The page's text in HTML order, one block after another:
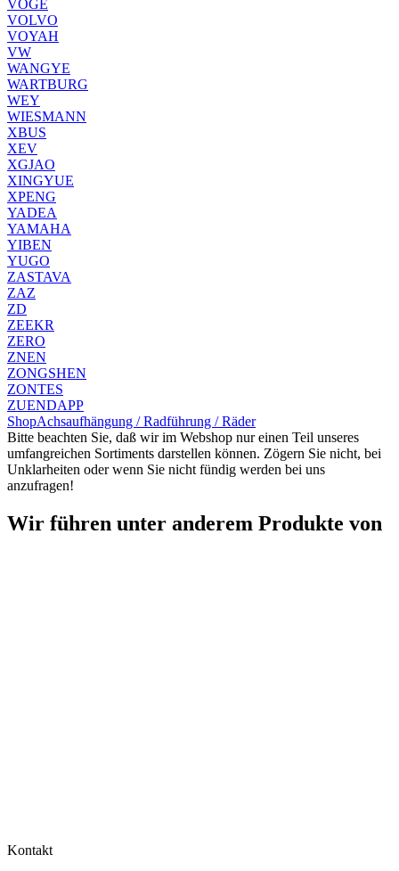
VOGE
VOLVO
VOYAH
VW
WANGYE
WARTBURG
WEY
WIESMANN
XBUS
XEV
XGJAO
XINGYUE
XPENG
YADEA
YAMAHA
YIBEN
YUGO
ZASTAVA
ZAZ
ZD
ZEEKR
ZERO
ZNEN
ZONGSHEN
ZONTES
ZUENDAPP
ShopAchsaufhängung / Radführung / Räder
Bitte beachten Sie, daß wir im Webshop nur einen Teil unseres
umfangreichen Sortiments darstellen können. Zögern Sie nicht, bei
Unklarheiten oder wenn Sie nicht fündig werden bei uns
anzufragen!
Wir führen unter anderem Produkte von
Kontakt